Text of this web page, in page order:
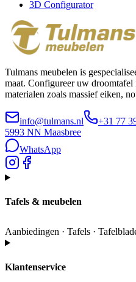
3D Configurator
Tulmans meubelen is
maat. Configureer uw
materialen zoals massief eiken,
info@tulmans.nl +31 77
5993 NN Maasbree
WhatsApp
Tafels & meubelen
Aanbiedingen · Tafels ·
Klantenservice